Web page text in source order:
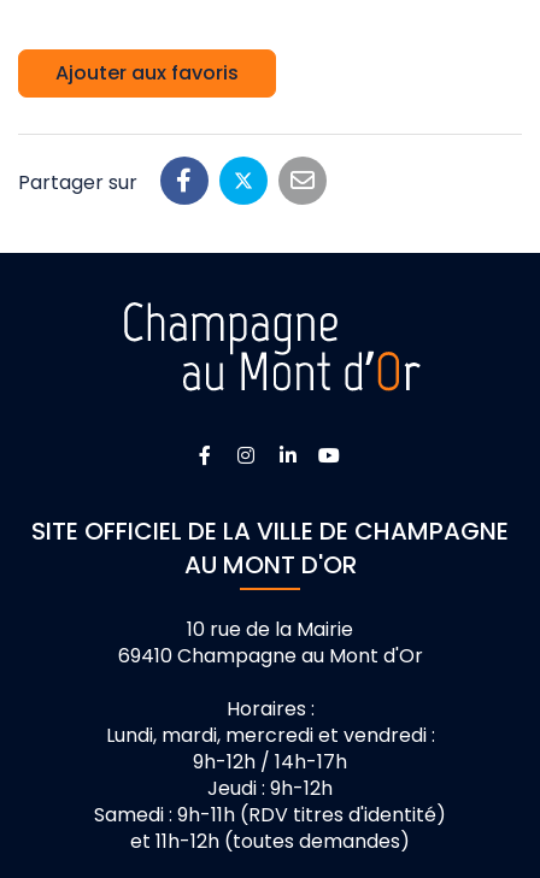
Ajouter aux favoris
Partager sur
Lien vers le compte Facebook
Lien vers le compte
Lien vers le compte
SITE OFFICIEL DE LA VILLE DE CHAMPAGNE
AU MONT D'OR
10 rue de la Mairie
69410 Champagne au Mont d'Or
Horaires :
Lundi, mardi, mercredi et vendredi :
9h-12h / 14h-17h
Jeudi : 9h-12h
Samedi : 9h-11h (RDV titres d'identité)
et 11h-12h (toutes demandes)